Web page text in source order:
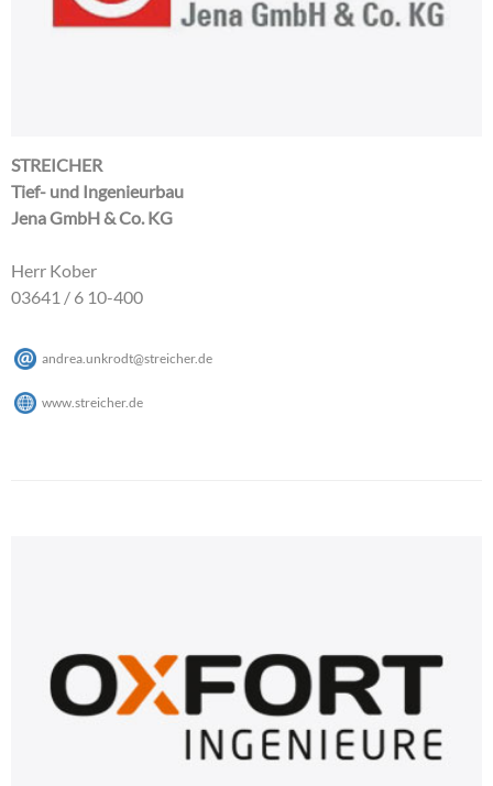
STREICHER
Tief- und Ingenieurbau
Jena GmbH & Co. KG
Herr Kober
03641 / 6 10-400
andrea.unkrodt@streicher.de
www.streicher.de